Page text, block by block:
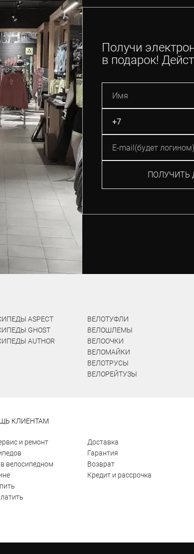
Получи
в подарок!
ПОЛУЧИТЬ
ASPECT
GHOST
AUTHOR
ВЕЛОТУФЛИ
ВЕЛОШЛЕМЫ
ВЕЛООЧКИ
ВЕЛОМАЙКИ
ВЕЛОТРУСЫ
ВЕЛОРЕЙТУЗЫ
КЛИЕНТАМ
и ремонт
велосипедном
Доставка
Гарантия
Возврат
Кредит и рассрочка